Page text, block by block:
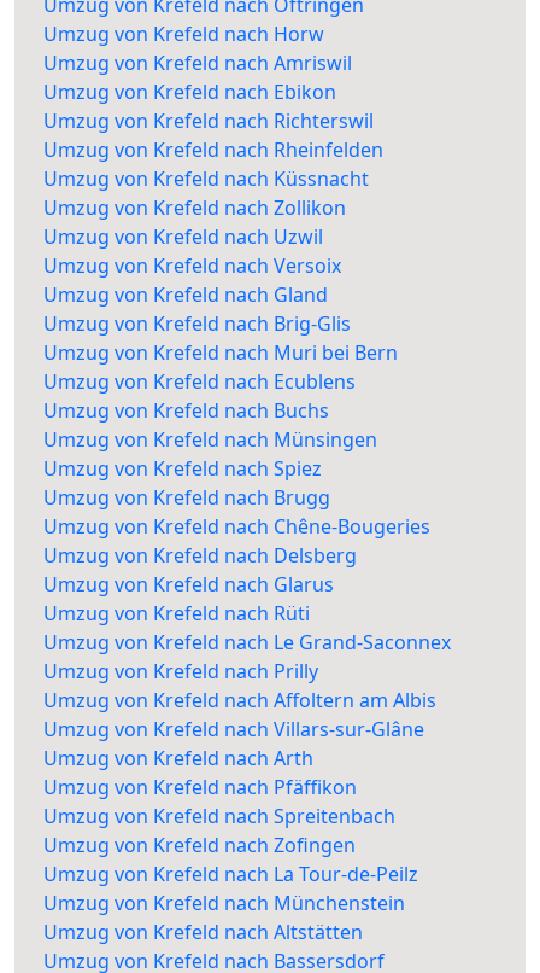
Umzug von Krefeld nach Horw
Umzug von Krefeld nach Amriswil
Umzug von Krefeld nach Ebikon
Umzug von Krefeld nach Richterswil
Umzug von Krefeld nach Rheinfelden
Umzug von Krefeld nach Küssnacht
Umzug von Krefeld nach Zollikon
Umzug von Krefeld nach Uzwil
Umzug von Krefeld nach Versoix
Umzug von Krefeld nach Gland
Umzug von Krefeld nach Brig-Glis
Umzug von Krefeld nach Muri bei Bern
Umzug von Krefeld nach Ecublens
Umzug von Krefeld nach Buchs
Umzug von Krefeld nach Münsingen
Umzug von Krefeld nach Spiez
Umzug von Krefeld nach Brugg
Umzug von Krefeld nach Chêne-Bougeries
Umzug von Krefeld nach Delsberg
Umzug von Krefeld nach Glarus
Umzug von Krefeld nach Rüti
Umzug von Krefeld nach Le Grand-Saconnex
Umzug von Krefeld nach Prilly
Umzug von Krefeld nach Affoltern am Albis
Umzug von Krefeld nach Villars-sur-Glâne
Umzug von Krefeld nach Arth
Umzug von Krefeld nach Pfäffikon
Umzug von Krefeld nach Spreitenbach
Umzug von Krefeld nach Zofingen
Umzug von Krefeld nach La Tour-de-Peilz
Umzug von Krefeld nach Münchenstein
Umzug von Krefeld nach Altstätten
Umzug von Krefeld nach Bassersdorf